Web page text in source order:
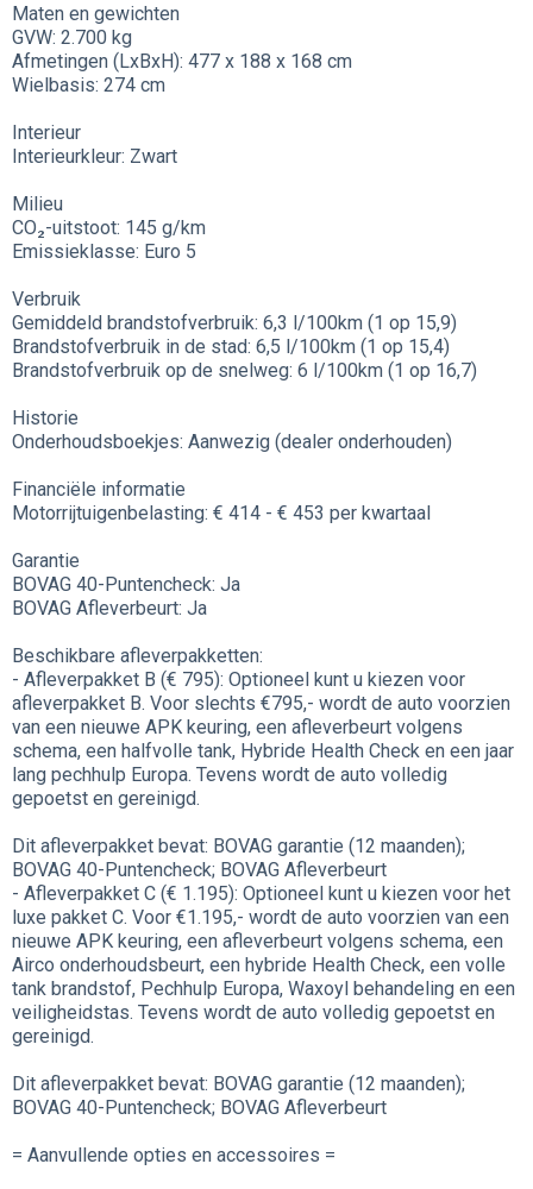
Maten en gewichten
GVW: 2.700 kg
Afmetingen (LxBxH): 477 x 188 x 168 cm
Wielbasis: 274 cm
Interieur
Interieurkleur: Zwart
Milieu
CO₂-uitstoot: 145 g/km
Emissieklasse: Euro 5
Verbruik
Gemiddeld brandstofverbruik: 6,3 l/100km (1 op 15,9)
Brandstofverbruik in de stad: 6,5 l/100km (1 op 15,4)
Brandstofverbruik op de snelweg: 6 l/100km (1 op 16,7)
Historie
Onderhoudsboekjes: Aanwezig (dealer onderhouden)
Financiële informatie
Motorrijtuigenbelasting: € 414 - € 453 per kwartaal
Garantie
BOVAG 40-Puntencheck: Ja
BOVAG Afleverbeurt: Ja
Beschikbare afleverpakketten:
- Afleverpakket B (€ 795): Optioneel kunt u kiezen voor
afleverpakket B. Voor slechts €795,- wordt de auto voorzien
van een nieuwe APK keuring, een afleverbeurt volgens
schema, een halfvolle tank, Hybride Health Check en een jaar
lang pechhulp Europa. Tevens wordt de auto volledig
gepoetst en gereinigd.
Dit afleverpakket bevat: BOVAG garantie (12 maanden);
BOVAG 40-Puntencheck; BOVAG Afleverbeurt
- Afleverpakket C (€ 1.195): Optioneel kunt u kiezen voor het
luxe pakket C. Voor €1.195,- wordt de auto voorzien van een
nieuwe APK keuring, een afleverbeurt volgens schema, een
Airco onderhoudsbeurt, een hybride Health Check, een volle
tank brandstof, Pechhulp Europa, Waxoyl behandeling en een
veiligheidstas. Tevens wordt de auto volledig gepoetst en
gereinigd.
Dit afleverpakket bevat: BOVAG garantie (12 maanden);
BOVAG 40-Puntencheck; BOVAG Afleverbeurt
= Aanvullende opties en accessoires =